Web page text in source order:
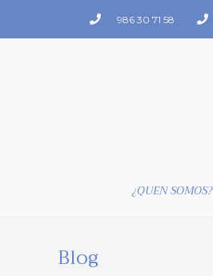
986 30 71 58
¿QUEN SOMOS?
Blog